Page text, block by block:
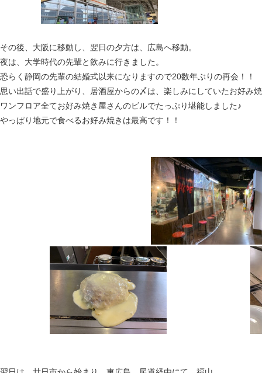
その後、大阪に移動し、翌日の夕方は、広島へ移動。
夜は、大学時代の先輩と飲みに行きました。
恐らく静岡の先輩の結婚式以来になりますので20数年ぶりの再会！！
思い出話で盛り上がり、居酒屋からの〆は、楽しみにしていたお好み
ワンフロア全てお好み焼き屋さんのビルでたっぷり堪能しました♪
やっぱり地元で食べるお好み焼きは最高です！！